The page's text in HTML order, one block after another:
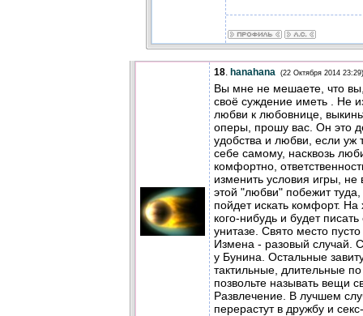
18. hanahana (22 Октября 2014 23:29)
Вы мне не мешаете, что
своё суждение иметь . Не
любви к любовнице,
оперы, прошу вас. Он это
удобства и любви, если уж
себе самому, насквозь
комфортно,
изменить условия игры, не
этой "любви" побежит
пойдет искать комфорт. На
кого-нибудь и будет
унитазе. Свято место
Измена - разовый случай.
у Бунина. Остальные
тактильные, длительные
позвольте называть вещи
Развлечение. В лучшем
перерастут в дружбу и